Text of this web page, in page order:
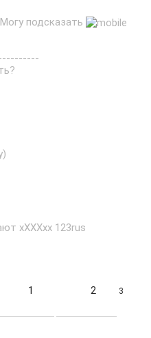
подсказать
xXXXxx 123rus
1 2 3